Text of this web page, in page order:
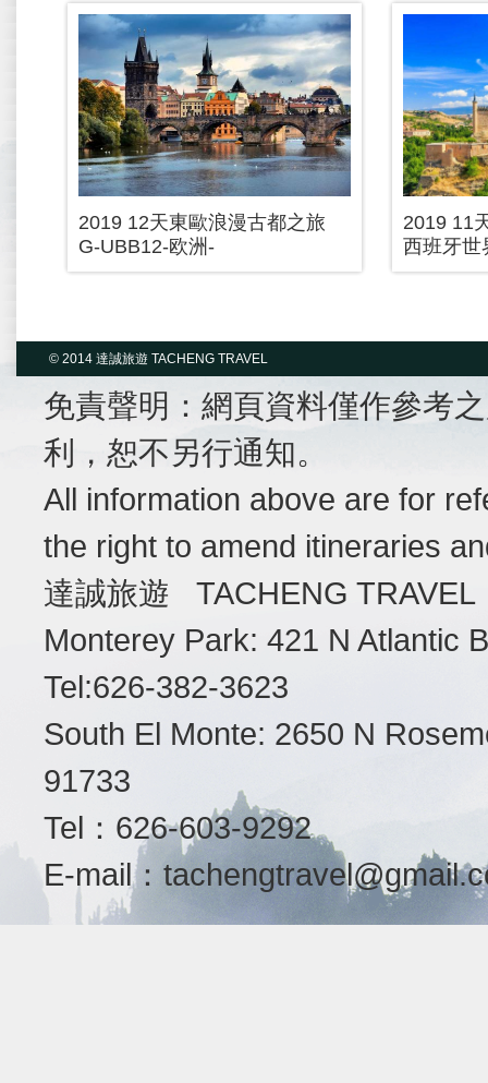
2019 12天東歐浪漫古都之旅
G-UBB12-欧洲-
2019 11
西班牙世
© 2014 達誠旅遊 TACHENG TRAVEL
免責聲明：網頁資料僅作參考
利，恕不另行通知。
All information above are for
the right to amend itineraries
達誠旅遊 TACHENG TRAVEL
Monterey Park: 421 N Atlantic
Tel:626-382-3623
South El Monte: 2650 N
91733
Tel：626-603-9292
E-mail：